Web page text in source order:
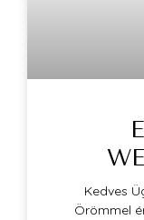
Kedves
Örömmel